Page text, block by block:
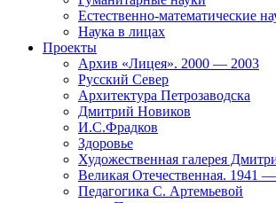
Естественно-математические
Наука в лицах
Проекты
Архив «Лицея». 2000 — 2003
Русский Север
Архитектура Петрозаводска
Дмитрий Новиков
И.С.Фрадков
Здоровье
Художественная галерея
Великая Отечественная. 1941
Педагогика С. Артемьевой